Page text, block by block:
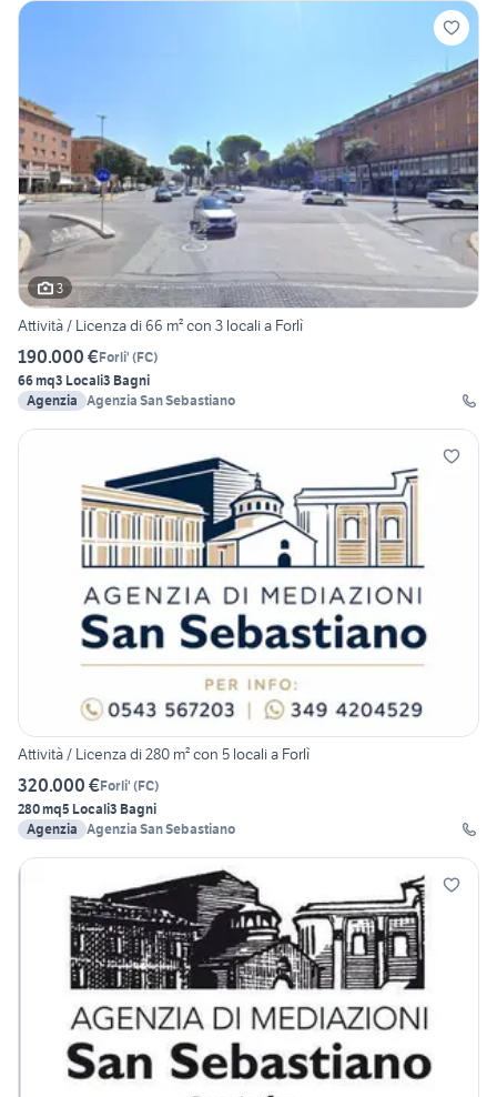
3
Attività / Licenza di 66 m² con 3 locali a Forlì
190.000 €Forli' (FC)
66 mq3 Locali3 Bagni
Agenzia Agenzia San Sebastiano
Attività / Licenza di 280 m² con 5 locali a Forlì
320.000 €Forli' (FC)
280 mq5 Locali3 Bagni
Agenzia Agenzia San Sebastiano